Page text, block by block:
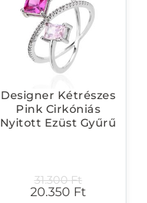
Designer Kétrészes
Pink Cirkóniás
Nyitott Ezüst Gyűrű
31.300Ft
20.350 Ft